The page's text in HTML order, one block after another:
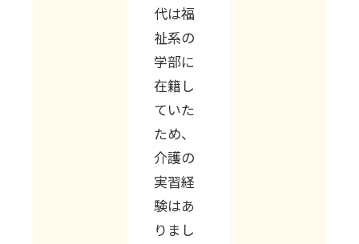
代は福
祉系の
学部に
在籍し
ていた
ため、
介護の
実習経
験はあ
りまし